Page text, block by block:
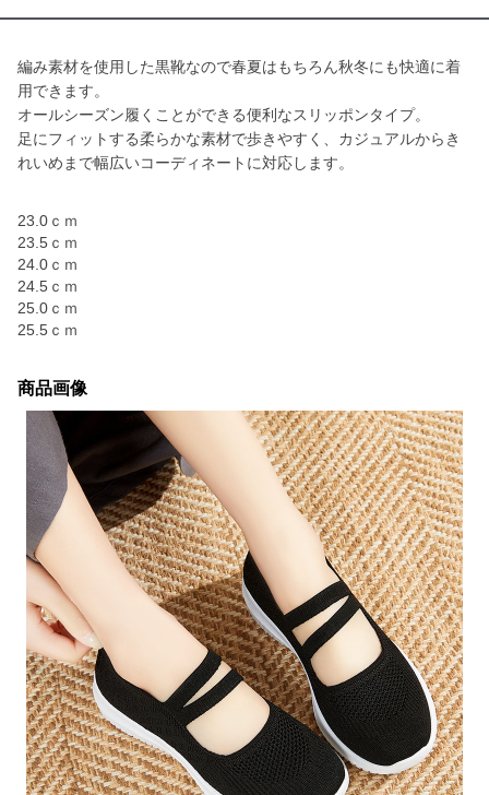
編み素材を使用した黒靴なので春夏はもちろん秋冬にも快適に着
用できます。
オールシーズン履くことができる便利なスリッポンタイプ。
足にフィットする柔らかな素材で歩きやすく、カジュアルからき
れいめまで幅広いコーディネートに対応します。
23.0ｃｍ
23.5ｃｍ
24.0ｃｍ
24.5ｃｍ
25.0ｃｍ
25.5ｃｍ
商品画像